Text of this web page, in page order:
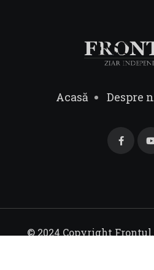
Acasă Despre
© 2024 Copyright